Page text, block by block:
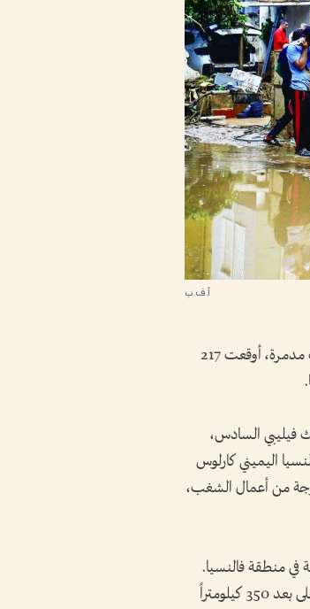
أ.ف.ب
تتواصل عمليات الإنقاذ في منطقة فالنسيا الإسبانية، بعد ستة أيام على فيضانات مدمرة، أوقعت 217
فيليبي السادس،
اليميني كارلوس
موجة من أعمال الشغب،
في منطقة فالنسيا.
لكنها أصدرت تحذيراً أحمر، جراء الأمطار الغزيرة في منطقة برشلونة ومحيطها، على بعد 350 كيلومتراً